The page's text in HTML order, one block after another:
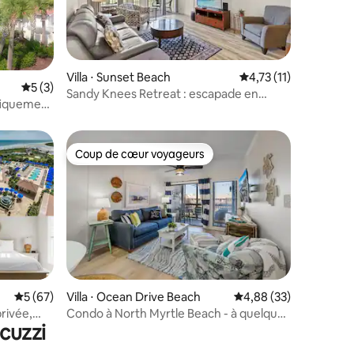
: 4,67 sur 5
Évaluation moyenne sur la base de 3 commentaires : 5 sur 5
5 (3)
Villa ⋅ Sunset Beach Évaluation moyenne
4,73 (11)
Sandy Knees Retreat : escapade en
: 4,69 sur 5
appréciés
Évaluation moyenne sur la base de 67 commentaires : 5 sur 5
5 (67)
Coup de cœur voyageurs
Coup de cœur voyageurs
Villa ⋅ Ocean Drive Beach Évaluation moyenne
4,88 (33)
Condo à North Myrtle Beach - à quelques